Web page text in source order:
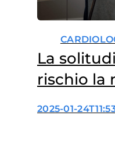
La
rischio la
2025-01-